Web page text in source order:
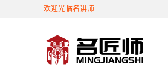
欢迎光临名讲师